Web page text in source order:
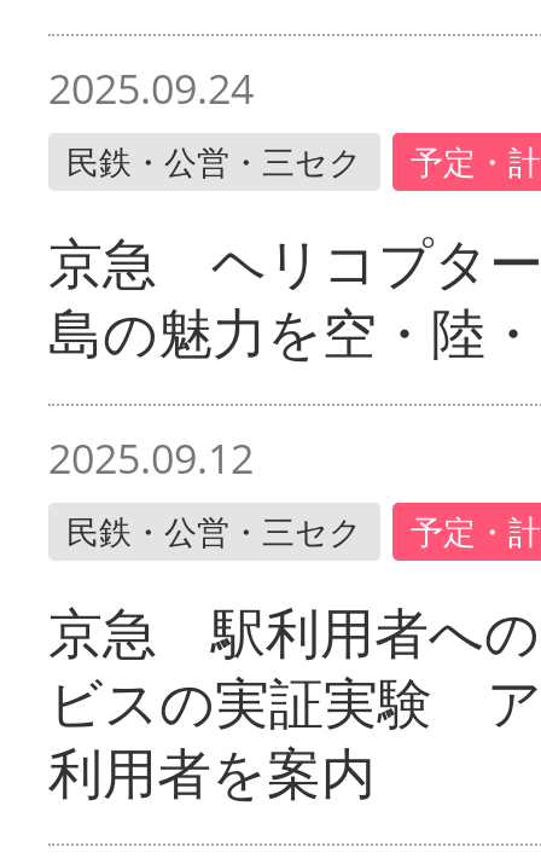
2025.09.24
民鉄・公営・三セク 予定・
京急 ヘリコプタ
島の魅力を空・陸
2025.09.12
民鉄・公営・三セク 予定・
京急 駅利用者へ
ビスの実証実験
利用者を案内